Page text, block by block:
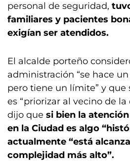
personal de seguridad,
familiares y pacientes
exigían ser atendidos.
El alcalde porteño
administración “se hace
pero tiene un límite” y que
es “priorizar al vecino de la
dijo que si bien la
en la Ciudad es algo
actualmente “está
complejidad más alto”.